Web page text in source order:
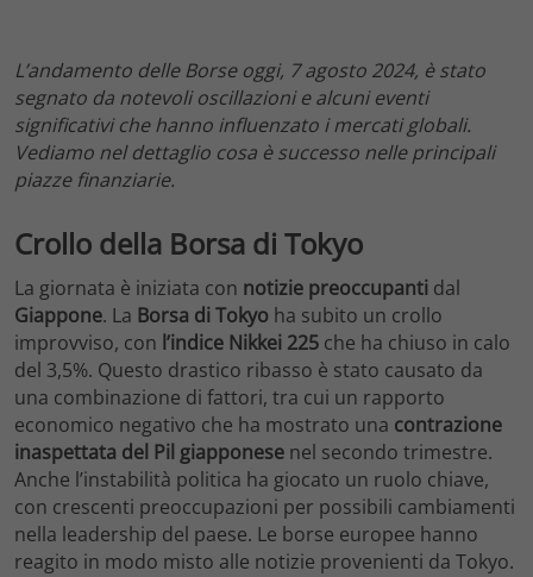
L’andamento delle Borse oggi, 7 agosto 2024, è stato
segnato da notevoli oscillazioni e alcuni eventi
significativi che hanno influenzato i mercati globali.
Vediamo nel dettaglio cosa è successo nelle principali
piazze finanziarie.
Crollo della Borsa di Tokyo
La giornata è iniziata con notizie preoccupanti dal
Giappone. La Borsa di Tokyo ha subito un crollo
improvviso, con l’indice Nikkei 225 che ha chiuso in calo
del 3,5%. Questo drastico ribasso è stato causato da
una combinazione di fattori, tra cui un rapporto
economico negativo che ha mostrato una contrazione
inaspettata del Pil giapponese nel secondo trimestre.
Anche l’instabilità politica ha giocato un ruolo chiave,
con crescenti preoccupazioni per possibili cambiamenti
nella leadership del paese. Le borse europee hanno
reagito in modo misto alle notizie provenienti da Tokyo.